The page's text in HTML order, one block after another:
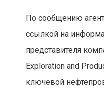
По сообщению
ссылкой на
представителя
Exploration and
ключевой